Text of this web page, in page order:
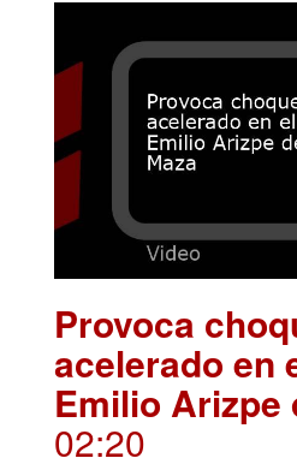
Provoca
acelerado en
Emilio Arizpe
02:20